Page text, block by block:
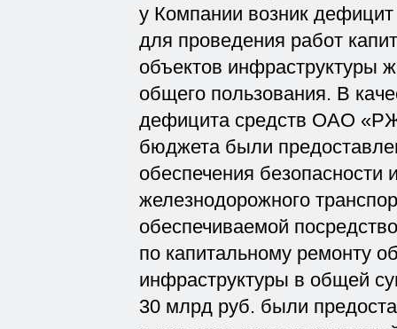
у Компании возник
для проведения работ
объектов инфраструктуры
общего пользования. В
дефицита средств ОАО
бюджета были
обеспечения безопасности
железнодорожного
обеспечиваемой
по капитальному ремонту
инфраструктуры в общей
30 млрд руб. были